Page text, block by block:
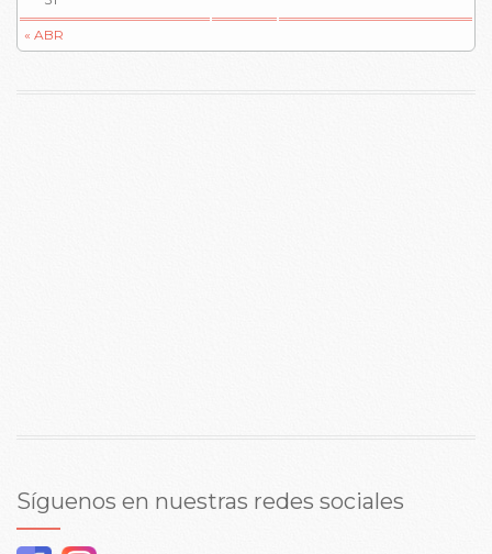
« ABR
Síguenos en nuestras redes sociales